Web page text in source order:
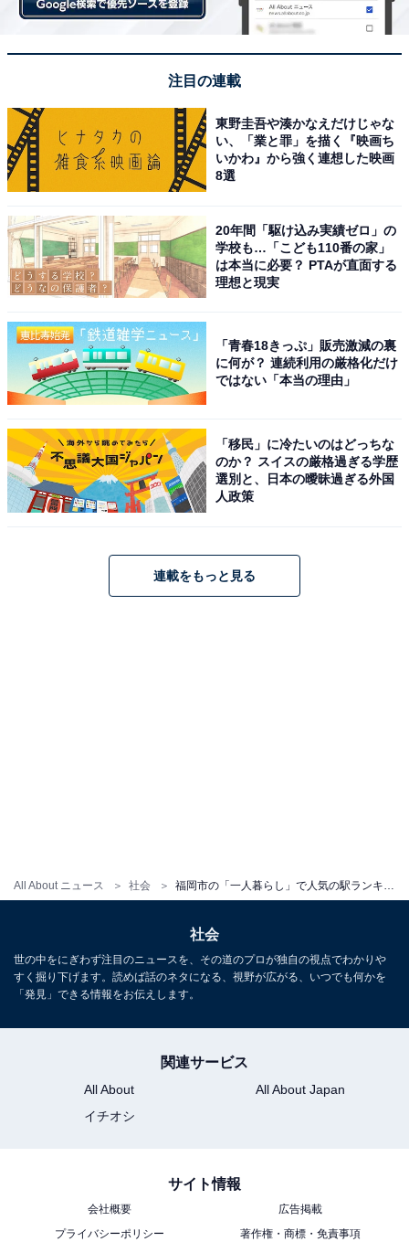
All About ニュース 社会
め、複数の大学や短大・高校が点在する文教地区とった
＞5位までの全ランキング結果を見る
・
九州圏の「借りて住みたい街（駅）」ランキング！ 3位
「高宮」、2位「西鉄平尾」、1位は4年連続の？
福岡県の住みここちランキング！ 3位「糟屋郡新宮
町」、2位「福岡市城南区」、1位は3年連続の…
・
グ！ 3位「西鉄平尾」、2位「藤崎」、1位は？
・
福岡市で人気のある駅ランキング！ 3位「高宮」、2位
「西鉄平尾」、1位は？
【関連リンク】
1
注目の連載
東野圭吾や湊かなえだけじゃな
い、「業と罪」を描く『映画ち
いかわ』から強く連想した映画
8選
20年間「駆け込み実績ゼロ」の
学校も…「こども110番の家」
は本当に必要？ PTAが直面する
理想と現実
「青春18きっぷ」販売激減の裏
に何が？ 連続利用の厳格化だけ
ではない「本当の理由」
「移民」に冷たいのはどっちな
のか？ スイスの厳格過ぎる学歴
選別と、日本の曖昧過ぎる外国
人政策
連載をもっと見る
社会
世の中をにぎわず注目のニュースを、その道のプロが独自の視点でわかりや
すく掘り下げます。読めば話のネタになる、視野が広がる、いつでも何かを
「発見」できる情報をお伝えします。
関連サービス
All About
All About Japan
イチオシ
サイト情報
会社概要
広告掲載
プライバシーポリシー
著作権・商標・免責事項